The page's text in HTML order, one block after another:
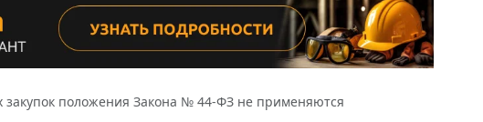
положения Закона № 44-ФЗ не применяются